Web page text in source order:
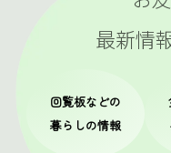
最新情
回覧板などの
暮らしの情報